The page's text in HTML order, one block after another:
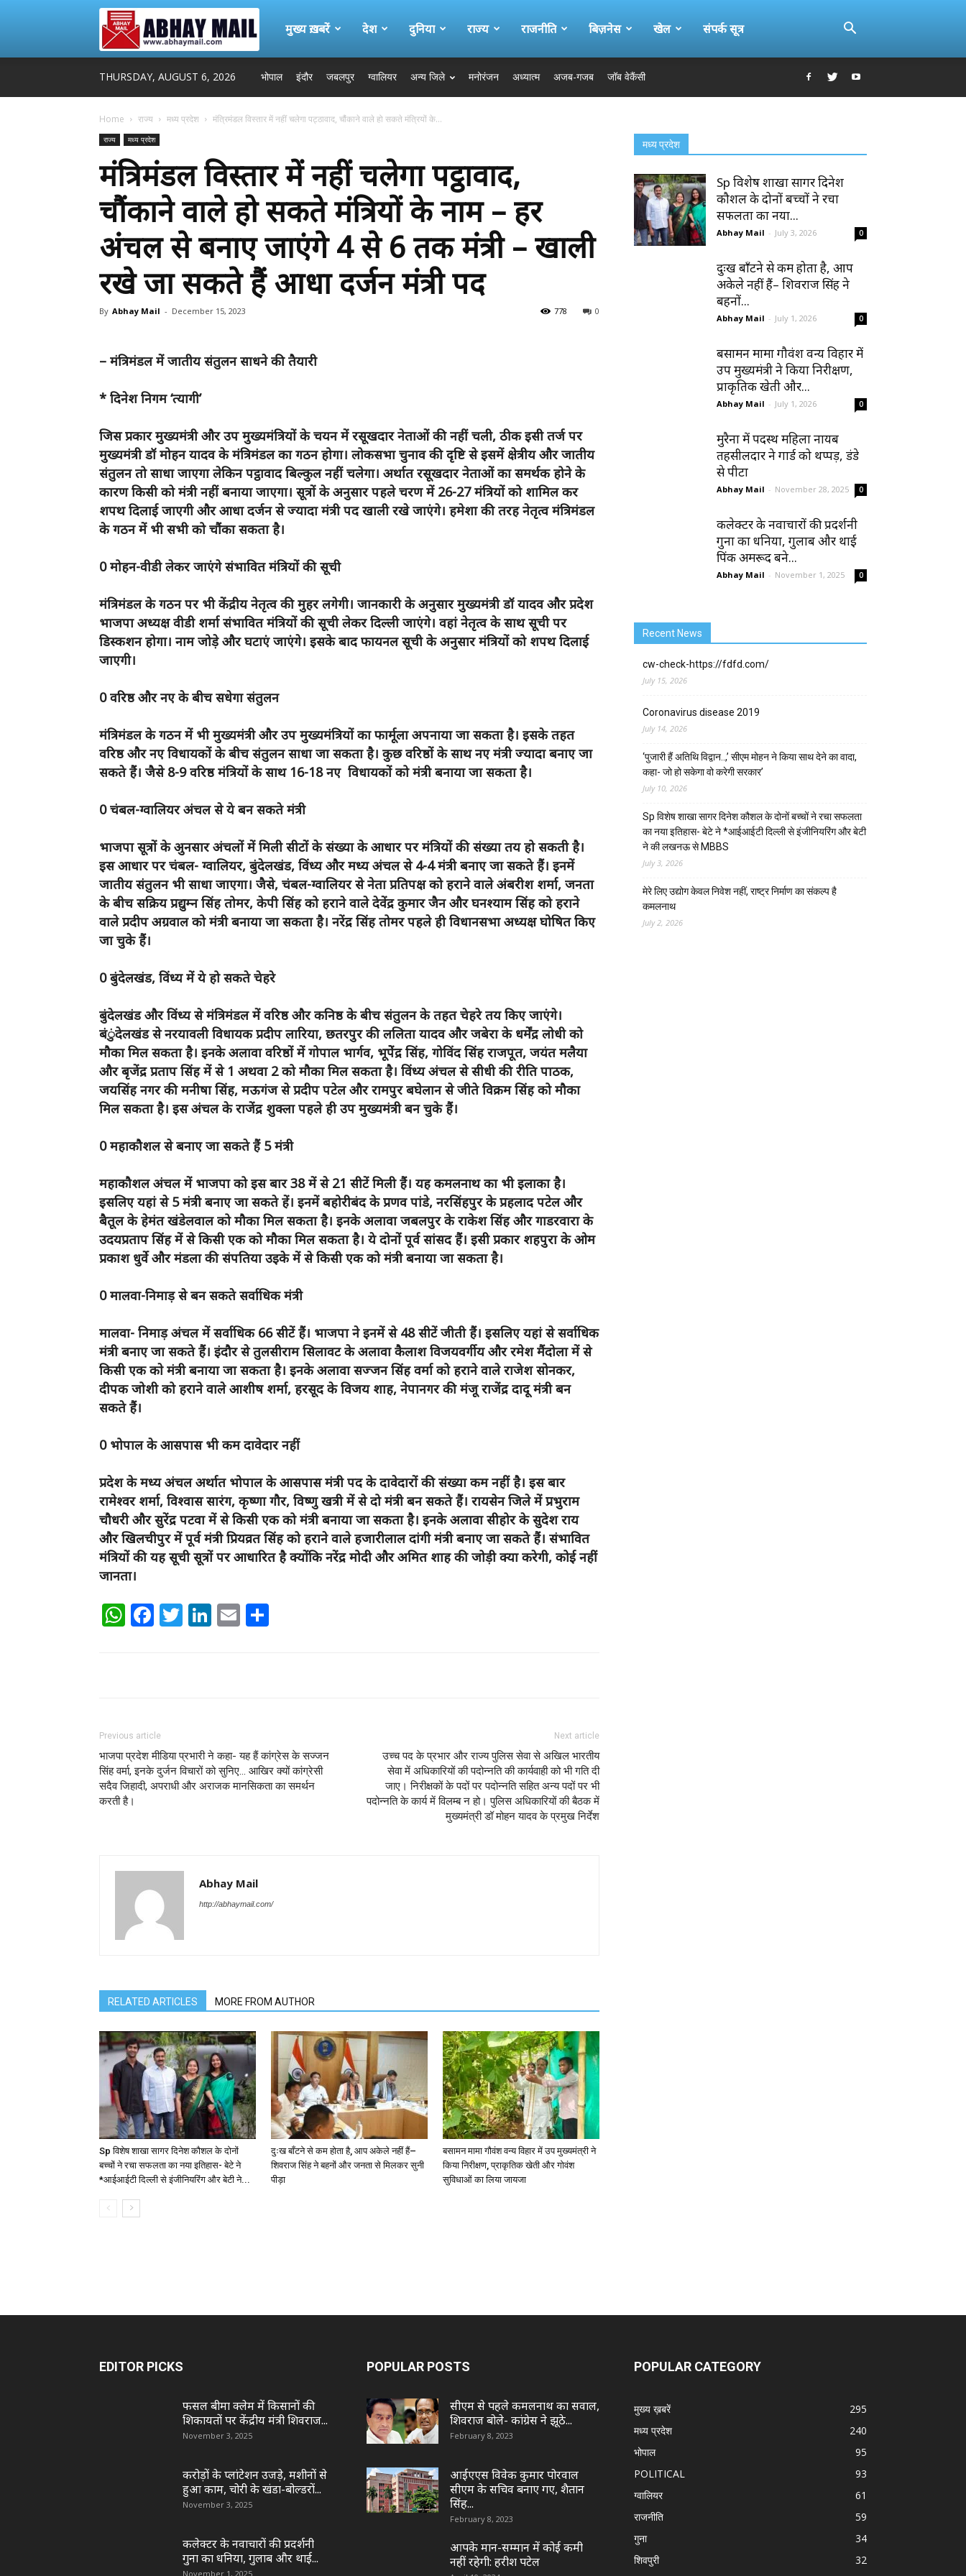
Abhay
Mail
मुख्य ख़बरें देश दुनिया राज्य राजनीति बिज़नेस खेल संपर्क सूत्र
THURSDAY, AUGUST 6, 2026 भोपाल इंदौर जबलपुर ग्वालियर अन्य जिले मनोरंजन अध्यात्म अजब-गजब जॉब वेकैंसी
Home राज्य मध्य प्रदेश मंत्रिमंडल विस्तार में नहीं चलेगा पट्ठावाद, चौंकाने वाले हो सकते मंत्रियों के...
राज्य मध्य प्रदेश
मंत्रिमंडल विस्तार में नहीं चलेगा पट्ठावाद,
चौंकाने वाले हो सकते मंत्रियों के नाम – हर
अंचल से बनाए जाएंगे 4 से 6 तक मंत्री – खाली
रखे जा सकते हैं आधा दर्जन मंत्री पद
By Abhay Mail - December 15, 2023 0
778
– मंत्रिमंडल में जातीय संतुलन साधने की तैयारी
* दिनेश निगम ‘त्यागी’
जिस प्रकार मुख्यमंत्री और उप मुख्यमंत्रियों के चयन में रसूखदार नेताओं की नहीं चली, ठीक इसी तर्ज पर
मुख्यमंत्री डॉ मोहन यादव के मंत्रिमंडल का गठन होगा। लोकसभा चुनाव की दृष्टि से इसमें क्षेत्रीय और जातीय
संतुलन तो साधा जाएगा लेकिन पट्ठावाद बिल्कुल नहीं चलेगा। अर्थात रसूखदार नेताओं का समर्थक होने के
कारण किसी को मंत्री नहीं बनाया जाएगा। सूत्रों के अनुसार पहले चरण में 26-27 मंत्रियों को शामिल कर
शपथ दिलाई जाएगी और आधा दर्जन से ज्यादा मंत्री पद खाली रखे जाएंगे। हमेशा की तरह नेतृत्व मंत्रिमंडल
के गठन में भी सभी को चौंका सकता है।
0 मोहन-वीडी लेकर जाएंगे संभावित मंत्रियों की सूची
मंत्रिमंडल के गठन पर भी केंद्रीय नेतृत्व की मुहर लगेगी। जानकारी के अनुसार मुख्यमंत्री डॉ यादव और प्रदेश
भाजपा अध्यक्ष वीडी शर्मा संभावित मंत्रियों की सूची लेकर दिल्ली जाएंगे। वहां नेतृत्व के साथ सूची पर
डिस्कशन होगा। नाम जोड़े और घटाएं जाएंगे। इसके बाद फायनल सूची के अनुसार मंत्रियों को शपथ दिलाई
जाएगी।
0 वरिष्ठ और नए के बीच सधेगा संतुलन
मंत्रिमंडल के गठन में भी मुख्यमंत्री और उप मुख्यमंत्रियों का फार्मूला अपनाया जा सकता है। इसके तहत
वरिष्ठ और नए विधायकों के बीच संतुलन साधा जा सकता है। कुछ वरिष्ठों के साथ नए मंत्री ज्यादा बनाए जा
सकते हैं। जैसे 8-9 वरिष्ठ मंत्रियों के साथ 16-18 नए विधायकों को मंत्री बनाया जा सकता है।
0 चंबल-ग्वालियर अंचल से ये बन सकते मंत्री
भाजपा सूत्रों के अुनसार अंचलों में मिली सीटों के संख्या के आधार पर मंत्रियों की संख्या तय हो सकती है।
इस आधार पर चंबल- ग्वालियर, बुंदेलखंड, विंध्य और मध्य अंचल से 4-4 मंत्री बनाए जा सकते हैं। इनमें
जातीय संतुलन भी साधा जाएगा। जैसे, चंबल-ग्वालियर से नेता प्रतिपक्ष को हराने वाले अंबरीश शर्मा, जनता
के बीच सक्रिय प्रद्युम्न सिंह तोमर, केपी सिंह को हराने वाले देवेंद्र कुमार जैन और घनश्याम सिंह को हराने
वाले प्रदीप अग्रवाल को मंत्री बनाया जा सकता है। नरेंद्र सिंह तोमर पहले ही विधानसभा अध्यक्ष घोषित किए
जा चुके हैं।
0 बुंदेलखंड, विंध्य में ये हो सकते चेहरे
बुंदेलखंड और विंध्य से मंत्रिमंडल में वरिष्ठ और कनिष्ठ के बीच संतुलन के तहत चेहरे तय किए जाएंगे।
बंुंदेलखंड से नरयावली विधायक प्रदीप लारिया, छतरपुर की ललिता यादव और जबेरा के धर्मेंद्र लोधी को
मौका मिल सकता है। इनके अलावा वरिष्ठों में गोपाल भार्गव, भूपेेंद्र सिंह, गोविंद सिंह राजपूत, जयंत मलैया
और बृजेंद्र प्रताप सिंह में से 1 अथवा 2 को मौका मिल सकता है। विंध्य अंचल से सीधी की रीति पाठक,
जयसिंह नगर की मनीषा सिंह, मऊगंज से प्रदीप पटेल और रामपुर बघेलान से जीते विक्रम सिंह को मौका
मिल सकता है। इस अंचल के राजेंद्र शुक्ला पहले ही उप मुख्यमंत्री बन चुके हैं।
0 महाकौशल से बनाए जा सकते हैं 5 मंत्री
महाकौशल अंचल में भाजपा को इस बार 38 में से 21 सीटें मिली हैं। यह कमलनाथ का भी इलाका है।
इसलिए यहां से 5 मंत्री बनाए जा सकते हें। इनमें बहोरीबंद के प्रणव पांडे, नरसिंहपुर के प्रहलाद पटेल और
बैतूल के हेमंत खंडेलवाल को मौका मिल सकता है। इनके अलावा जबलपुर के राकेश सिंह और गाडरवारा के
उदयप्रताप सिंह में से किसी एक को मौका मिल सकता है। ये दोनों पूर्व सांसद हैं। इसी प्रकार शहपुरा के ओम
प्रकाश धुर्वे और मंडला की संपतिया उइके में से किसी एक को मंत्री बनाया जा सकता है।
0 मालवा-निमाड़ से बन सकते सर्वाधिक मंत्री
मालवा- निमाड़ अंचल में सर्वाधिक 66 सीटें हैं। भाजपा ने इनमें से 48 सीटें जीती हैं। इसलिए यहां से सर्वाधिक
मंत्री बनाए जा सकते हैं। इंदौर से तुलसीराम सिलावट के अलावा कैलाश विजयवर्गीय और रमेश मैंदोला में से
किसी एक काे मंत्री बनाया जा सकता है। इनके अलावा सज्जन सिंह वर्मा को हराने वाले राजेश सोनकर,
दीपक जोशी को हराने वाले आशीष शर्मा, हरसूद के विजय शाह, नेपानगर की मंजू राजेंद्र दादू मंत्री बन
सकते हैं।
0 भोपाल के आसपास भी कम दावेदार नहीं
प्रदेश के मध्य अंचल अर्थात भोपाल के आसपास मंत्री पद के दावेदारों की संख्या कम नहीं है। इस बार
रामेश्वर शर्मा, विश्वास सारंग, कृष्णा गौर, विष्णु खत्री में से दो मंत्री बन सकते हैं। रायसेन जिले में प्रभुराम
चौधरी और सुरेंद्र पटवा में से किसी एक को मंत्री बनाया जा सकता है। इनके अलावा सीहोर के सुदेश राय
और खिलचीपुर में पूर्व मंत्री प्रियव्रत सिंह को हराने वाले हजारीलाल दांगी मंत्री बनाए जा सकते हैं। संभावित
मंत्रियों की यह सूची सूत्रों पर आधारित है क्योंकि नरेंद्र मोदी और अमित शाह की जोड़ी क्या करेगी, कोई नहीं
जानता।
WhatsApp
Facebook
Twitter
LinkedIn
Email
Previous article
भाजपा प्रदेश मीडिया प्रभारी ने कहा- यह हैं कांग्रेस के सज्जन
सिंह वर्मा, इनके दुर्जन विचारों को सुनिए… आखिर क्यों कांग्रेसी
सदैव जिहादी, अपराधी और अराजक मानसिकता का समर्थन
करती है।
Next article
उच्च पद के प्रभार और राज्य पुलिस सेवा से अखिल भारतीय
सेवा में अधिकारियों की पदोन्नति की कार्यवाही को भी गति दी
जाए। निरीक्षकों के पदों पर पदोन्नति सहित अन्य पदों पर भी
पदोन्नति के कार्य में विलम्ब न हो। पुलिस अधिकारियों की बैठक में
मुख्यमंत्री डॉ मोहन यादव के प्रमुख निर्देश
Abhay Mail
http://abhaymail.com/
RELATED ARTICLES MORE FROM AUTHOR
Sp विशेष शाखा सागर दिनेश कौशल के दोनों
बच्चों ने रचा सफलता का नया इतिहास- बेटे ने
*आईआईटी दिल्ली से इंजीनियरिंग और बेटी ने...
दुःख बाँटने से कम होता है, आप अकेले नहीं हैं–
शिवराज सिंह ने बहनों और जनता से मिलकर सुनी
पीड़ा
बसामन मामा गौवंश वन्य विहार में उप मुख्यमंत्री ने
किया निरीक्षण, प्राकृतिक खेती और गोवंश
सुविधाओं का लिया जायजा
मध्य प्रदेश
Sp विशेष शाखा सागर दिनेश
कौशल के दोनों बच्चों ने रचा
सफलता का नया...
Abhay Mail - July 3, 2026 0
दुःख बाँटने से कम होता है, आप
अकेले नहीं हैं– शिवराज सिंह ने
बहनों...
Abhay Mail - July 1, 2026 0
बसामन मामा गौवंश वन्य विहार में
उप मुख्यमंत्री ने किया निरीक्षण,
प्राकृतिक खेती और...
Abhay Mail - July 1, 2026 0
मुरैना में पदस्थ महिला नायब
तहसीलदार ने गार्ड को थप्पड़, डंडे
से पीटा
Abhay Mail - November 28, 2025 0
कलेक्टर के नवाचारों की प्रदर्शनी
गुना का धनिया, गुलाब और थाई
पिंक अमरूद बने...
Abhay Mail - November 1, 2025 0
Recent News
cw-check-https://fdfd.com/
July 15, 2026
Coronavirus disease 2019
July 14, 2026
‘पुजारी हैं अतिथि विद्वान..,’ सीएम मोहन ने किया साथ देने का वादा,
कहा- जो हो सकेगा वो करेगी सरकार’
July 10, 2026
Sp विशेष शाखा सागर दिनेश कौशल के दोनों बच्चों ने रचा सफलता
का नया इतिहास- बेटे ने *आईआईटी दिल्ली से इंजीनियरिंग और बेटी
ने की लखनऊ से MBBS
July 3, 2026
मेरे लिए उद्योग केवल निवेश नहीं, राष्ट्र निर्माण का संकल्प है
कमलनाथ
July 2, 2026
EDITOR PICKS
फसल बीमा क्लेम में किसानों की
शिकायतों पर केंद्रीय मंत्री शिवराज...
November 3, 2025
करोड़ों के प्लांटेशन उजड़े, मशीनों से
हुआ काम, चोरी के खंडा-बोल्डरों...
November 3, 2025
कलेक्टर के नवाचारों की प्रदर्शनी
गुना का धनिया, गुलाब और थाई...
November 1, 2025
POPULAR POSTS
सीएम से पहले कमलनाथ का सवाल,
शिवराज बोले- कांग्रेस ने झूठे...
February 8, 2023
आईएएस विवेक कुमार पोरवाल
सीएम के सचिव बनाए गए, शैतान
सिंह...
February 8, 2023
आपके मान-सम्मान में कोई कमी
नहीं रहेगी: हरीश पटेल
POPULAR CATEGORY
मुख्य ख़बरें
295
मध्य प्रदेश
240
भोपाल
95
POLITICAL
93
ग्वालियर
61
राजनीति
59
गुना
34
शिवपुरी
32